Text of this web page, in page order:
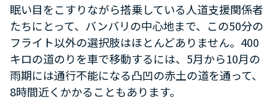
眠い目をこすりながら搭乗している人道支援関係者
たちにとって、バンバリの中心地まで、この50分の
フライト以外の選択肢はほとんどありません。400
キロの道のりを車で移動するには、5月から10月の
雨期には通行不能になる凸凹の赤土の道を通って、
8時間近くかかることもあります。